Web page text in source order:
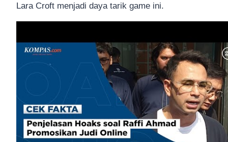
Lara Croft menjadi daya tarik game ini.